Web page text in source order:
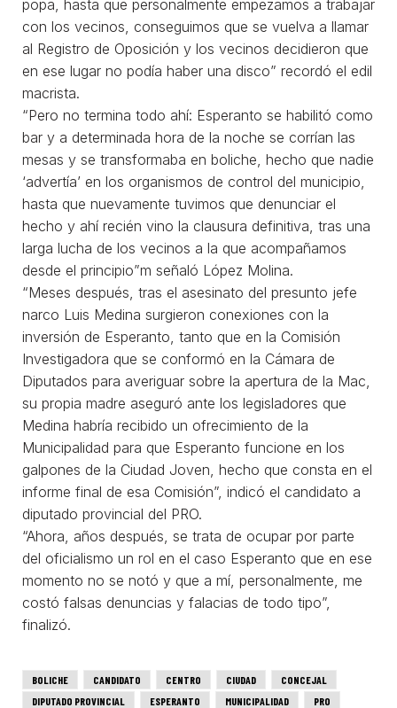
popa, hasta que personalmente empezamos a trabajar
con los vecinos, conseguimos que se vuelva a llamar
al Registro de Oposición y los vecinos decidieron que
en ese lugar no podía haber una disco” recordó el edil
macrista.
“Pero no termina todo ahí: Esperanto se habilitó como
bar y a determinada hora de la noche se corrían las
mesas y se transformaba en boliche, hecho que nadie
‘advertía’ en los organismos de control del municipio,
hasta que nuevamente tuvimos que denunciar el
hecho y ahí recién vino la clausura definitiva, tras una
larga lucha de los vecinos a la que acompañamos
desde el principio”m señaló López Molina.
“Meses después, tras el asesinato del presunto jefe
narco Luis Medina surgieron conexiones con la
inversión de Esperanto, tanto que en la Comisión
Investigadora que se conformó en la Cámara de
Diputados para averiguar sobre la apertura de la Mac,
su propia madre aseguró ante los legisladores que
Medina habría recibido un ofrecimiento de la
Municipalidad para que Esperanto funcione en los
galpones de la Ciudad Joven, hecho que consta en el
informe final de esa Comisión”, indicó el candidato a
diputado provincial del PRO.
“Ahora, años después, se trata de ocupar por parte
del oficialismo un rol en el caso Esperanto que en ese
momento no se notó y que a mí, personalmente, me
costó falsas denuncias y falacias de todo tipo”,
finalizó.
BOLICHE CANDIDATO CENTRO CIUDAD
CONCEJAL
DIPUTADO PROVINCIAL
ESPERANTO MUNICIPALIDAD
PRO